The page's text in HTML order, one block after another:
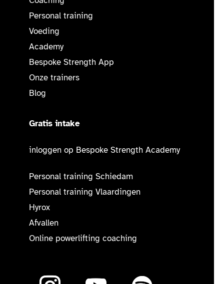
Personal training
Voeding
Academy
Bespoke Strength App
Onze trainers
Blog
Gratis intake
inloggen op Bespoke Strength Academy
Personal training Schiedam
Personal training Vlaardingen
Hyrox
Afvallen
Online powerlifting coaching